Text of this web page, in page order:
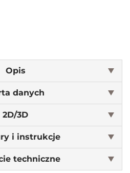
Opis
danych
2D/3D
i instrukcje
techniczne